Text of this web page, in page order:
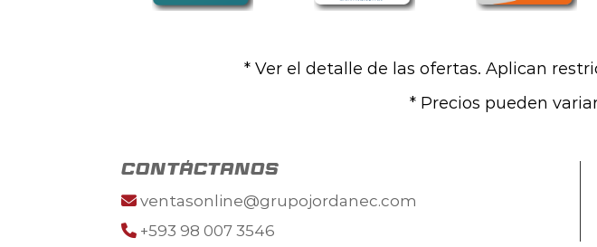
* Ver el detalle de las ofertas. Aplican
* Precios pueden
contáctanos
ventasonline@grupojordanec.com
+593 98 007 3546